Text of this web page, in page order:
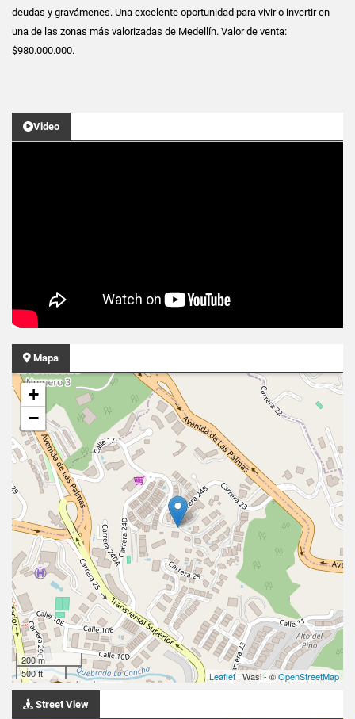
deudas y gravámenes. Una excelente oportunidad para vivir o invertir en
una de las zonas más valorizadas de Medellín. Valor de venta:
$980.000.000.
Video
Mapa
+
−
200 m
500 ft
Leaflet| Wasi - ©OpenStreetMap
Street View